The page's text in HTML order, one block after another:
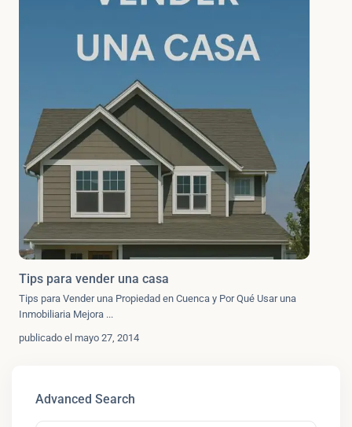
Tips para vender una casa
Tips para Vender una Propiedad en Cuenca y Por Qué Usar una
Inmobiliaria Mejora ...
publicado el mayo 27, 2014
Advanced Search